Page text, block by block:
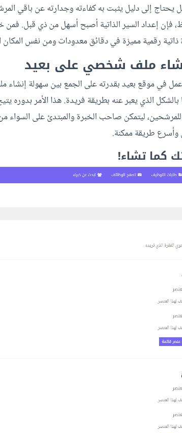
إلى دليل يثبت به كفاءته وجدارته عن باقي
فإن إعداد السير الذاتية أصبح أسهل من ذي قبل. فمن
ذاتية رقمية مميزة في دقائق معدودات ومن نفس
ملف شخصي على بعيد
في موقع بعيد بقدرته على الجمع بين سهولة
بالشكل الذي يعبر عنه بطريقة فريدة. هذا الأمر بدوره
للمرشحين، ليتمكن صاحب الخبرة والمبتدئ على السواء
وأسرع طريقة ممكنة.
كما تشاء!